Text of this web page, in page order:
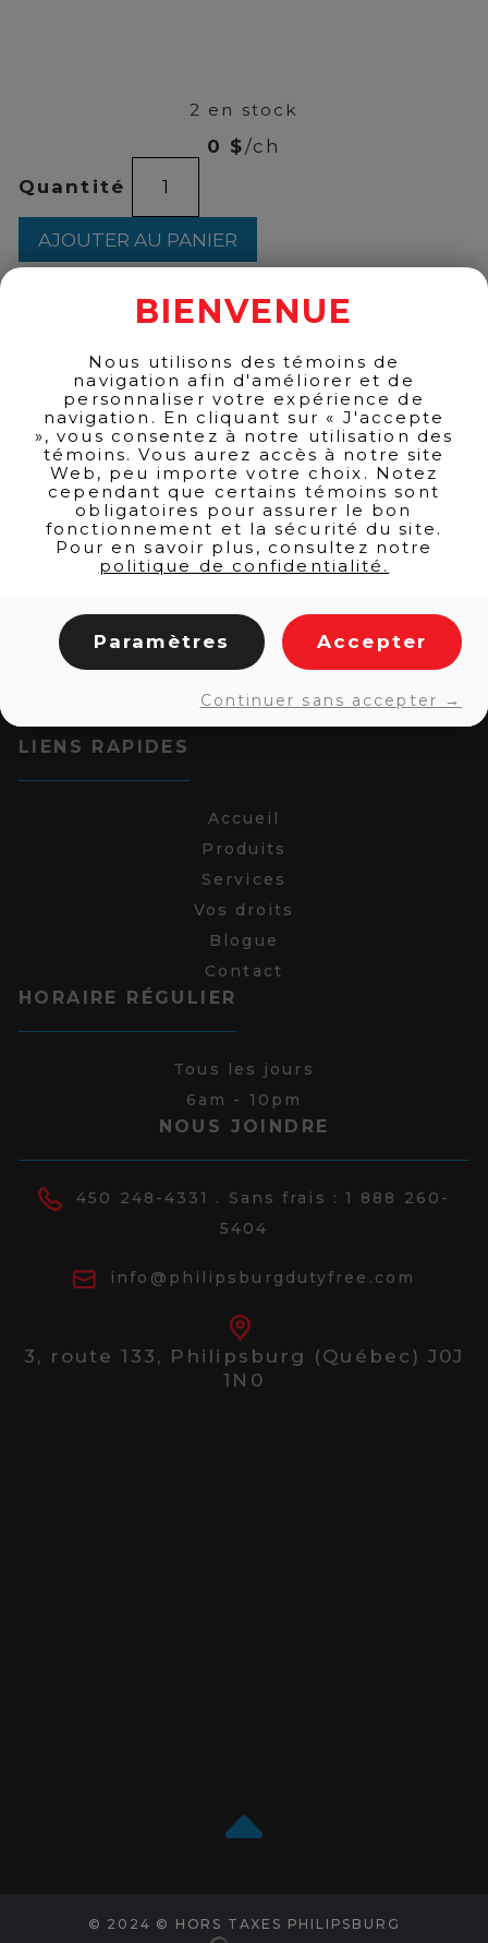
2 en stock
0 $/ch
Quantité
-
Benediance
NutriPerfect
Cream
AJOUTER AU PANIER
LIENS RAPIDES
Accueil
Produits
Services
Vos droits
Blogue
Contact
HORAIRE RÉGULIER
Tous les jours
6am - 10pm
NOUS JOINDRE
450 248-4331 . Sans frais : 1 888 260-
5404
info@philipsburgdutyfree.com
3, route 133, Philipsburg (Québec) J0J
1N0
© 2024 © HORS TAXES PHILIPSBURG
BIENVENUE
Nous utilisons des témoins de
navigation afin d'améliorer et de
personnaliser votre expérience de
navigation. En cliquant sur « J'accepte
», vous consentez à notre utilisation des
témoins. Vous aurez accès à notre site
Web, peu importe votre choix. Notez
cependant que certains témoins sont
obligatoires pour assurer le bon
fonctionnement et la sécurité du site.
Pour en savoir plus, consultez notre
politique de confidentialité.
Paramètres Accepter
Continuer sans accepter →